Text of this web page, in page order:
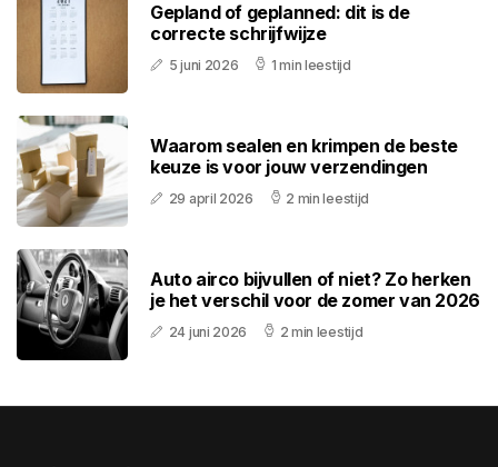
Gepland of geplanned: dit is de
correcte schrijfwijze
5 juni 2026 1 min leestijd
Waarom sealen en krimpen de beste
keuze is voor jouw verzendingen
29 april 2026 2 min leestijd
Auto airco bijvullen of niet? Zo herken
je het verschil voor de zomer van 2026
24 juni 2026 2 min leestijd